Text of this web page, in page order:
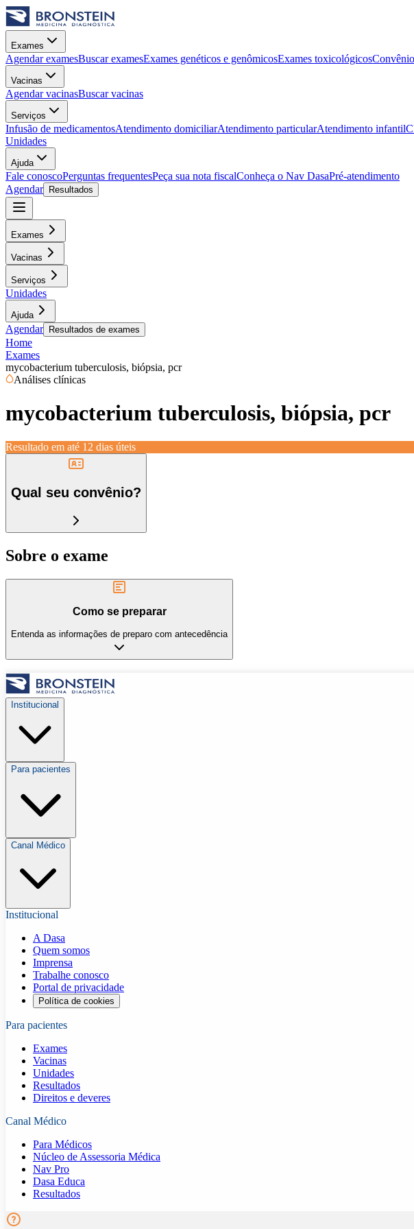
Exames
Agendar examesBuscar examesExames genéticos e genômicosExames toxicológicos
Vacinas
Agendar vacinasBuscar vacinas
Serviços
Infusão de medicamentosAtendimento domiciliarAtendimento particularAtendimento infantil
Unidades
Ajuda
Fale conoscoPerguntas frequentesPeça sua nota fiscalConheça o Nav DasaPré-atendimento
Agendar
Resultados
Exames
Vacinas
Serviços
Unidades
Ajuda
Agendar Resultados de exames
Home
Exames
mycobacterium tuberculosis, biópsia, pcr
Análises clínicas
mycobacterium tuberculosis, biópsia, pcr
Resultado em até 12 dias úteis
Qual seu convênio?
Sobre o exame
Como se preparar
Entenda as informações de preparo com antecedência
Institucional
Para pacientes
Canal Médico
Institucional
A Dasa
Quem somos
Imprensa
Trabalhe conosco
Portal de privacidade
Política de cookies
Para pacientes
Exames
Vacinas
Unidades
Resultados
Direitos e deveres
Canal Médico
Para Médicos
Núcleo de Assessoria Médica
Nav Pro
Dasa Educa
Resultados